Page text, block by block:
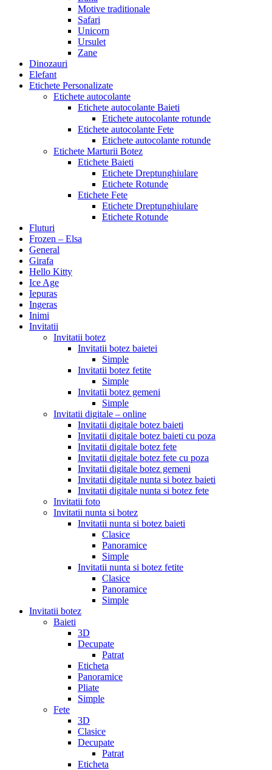
Motive traditionale
Safari
Unicorn
Ursulet
Zane
Dinozauri
Elefant
Etichete Personalizate
Etichete autocolante
Etichete autocolante Baieti
Etichete autocolante rotunde
Etichete autocolante Fete
Etichete autocolante rotunde
Etichete Marturii Botez
Etichete Baieti
Etichete Dreptunghiulare
Etichete Rotunde
Etichete Fete
Etichete Dreptunghiulare
Etichete Rotunde
Fluturi
Frozen – Elsa
General
Girafa
Hello Kitty
Ice Age
Iepuras
Ingeras
Inimi
Invitatii
Invitatii botez
Invitatii botez baietei
Simple
Invitatii botez fetite
Simple
Invitatii botez gemeni
Simple
Invitatii digitale – online
Invitatii digitale botez baieti
Invitatii digitale botez baieti cu poza
Invitatii digitale botez fete
Invitatii digitale botez fete cu poza
Invitatii digitale botez gemeni
Invitatii digitale nunta si botez baieti
Invitatii digitale nunta si botez fete
Invitatii foto
Invitatii nunta si botez
Invitatii nunta si botez baieti
Clasice
Panoramice
Simple
Invitatii nunta si botez fetite
Clasice
Panoramice
Simple
Invitatii botez
Baieti
3D
Decupate
Patrat
Eticheta
Panoramice
Pliate
Simple
Fete
3D
Clasice
Decupate
Patrat
Eticheta